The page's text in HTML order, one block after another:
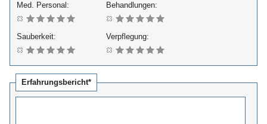
Med. Personal: Behandlungen:
Sauberkeit: Verpflegung:
Erfahrungsbericht*